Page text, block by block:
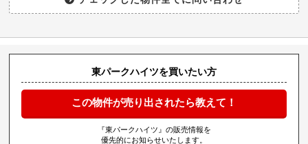
東パークハイツを買いたい方
この物件が売り出されたら教えて！
『東パークハイツ』の販売情報を
優先的にお知らせいたします。